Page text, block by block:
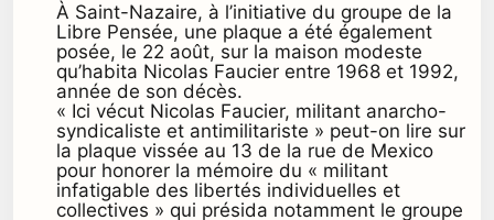
À Saint-Nazaire, à l’initiative du groupe de la
Libre Pensée, une plaque a été également
posée, le 22 août, sur la maison modeste
qu’habita Nicolas Faucier entre 1968 et 1992,
année de son décès.
« Ici vécut Nicolas Faucier, militant anarcho-
syndicaliste et antimilitariste » peut-on lire sur
la plaque vissée au 13 de la rue de Mexico
pour honorer la mémoire du « militant
infatigable des libertés individuelles et
collectives » qui présida notamment le groupe